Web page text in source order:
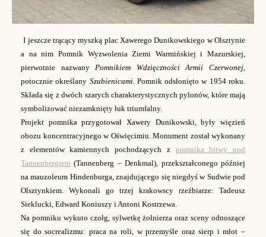
I jeszcze trącący myszką plac Xawerego Dunikowskiego w Olsztynie
a na nim Pomnik Wyzwolenia Ziemi Warmińskiej i Mazurskiej,
pierwotnie nazwanyPomnikiem Wdzięczności Armii Czerwonej,
potocznie określany Szubienicami. Pomnik odsłonięto w 1954 roku.
Składa się z dwóch szarych charakterystycznych pylonów, które mają
symbolizować niezamknięty łuk triumfalny.
Projekt pomnikaprzygotował Xawery Dunikowski, były więzień
obozu koncentracyjnego w Oświęcimiu. Monument został wykonany
z elementów kamiennych pochodzących z pomnika bitwy pod
Tannenbergiem (Tannenberg – Denkmal), przekształconego później
na mauzoleum Hindenburga, znajdującego się niegdyś w Sudwie pod
Olsztynkiem. Wykonali go trzej krakowscy rzeźbiarze: Tadeusz
Sieklucki, Edward Koniuszy i Antoni Kostrzewa.
Na pomniku wykuto czołg, sylwetkę żołnierza oraz sceny odnoszące
się do socrealizmu: pracana roli, w przemyśle oraz sierp i młot –